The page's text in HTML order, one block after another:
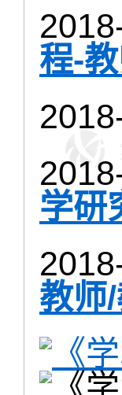
程-
学研
教师